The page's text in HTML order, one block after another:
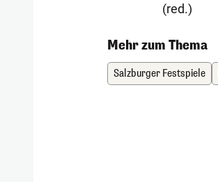
(red.)
Mehr zum Thema
Salzburger Festspiele